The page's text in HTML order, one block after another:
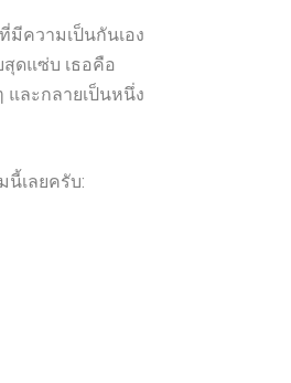
ความเป็นกันเอง
สุดแซ่บ เธอคือ
และกลายเป็นหนึ่ง
นี้เลยครับ: